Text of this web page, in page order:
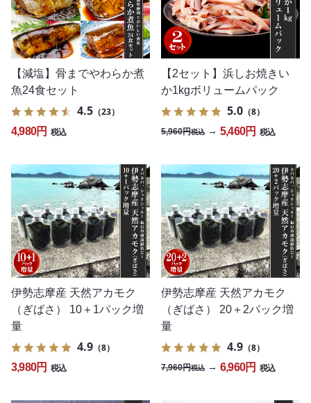
【減塩】骨までやわらか煮
魚24食セット
4.5 （23）
4,980円 税込
【2セット】浜しお焼きい
か1kgボリュームパック
5.0 （8）
5,960円税込 → 5,460円 税込
伊勢志摩産 天然アカモク
（ぎばさ） 10＋1パック増
量
4.9 （8）
3,980円 税込
伊勢志摩産 天然アカモク
（ぎばさ） 20＋2パック増
量
4.9 （8）
7,960円税込 → 6,960円 税込